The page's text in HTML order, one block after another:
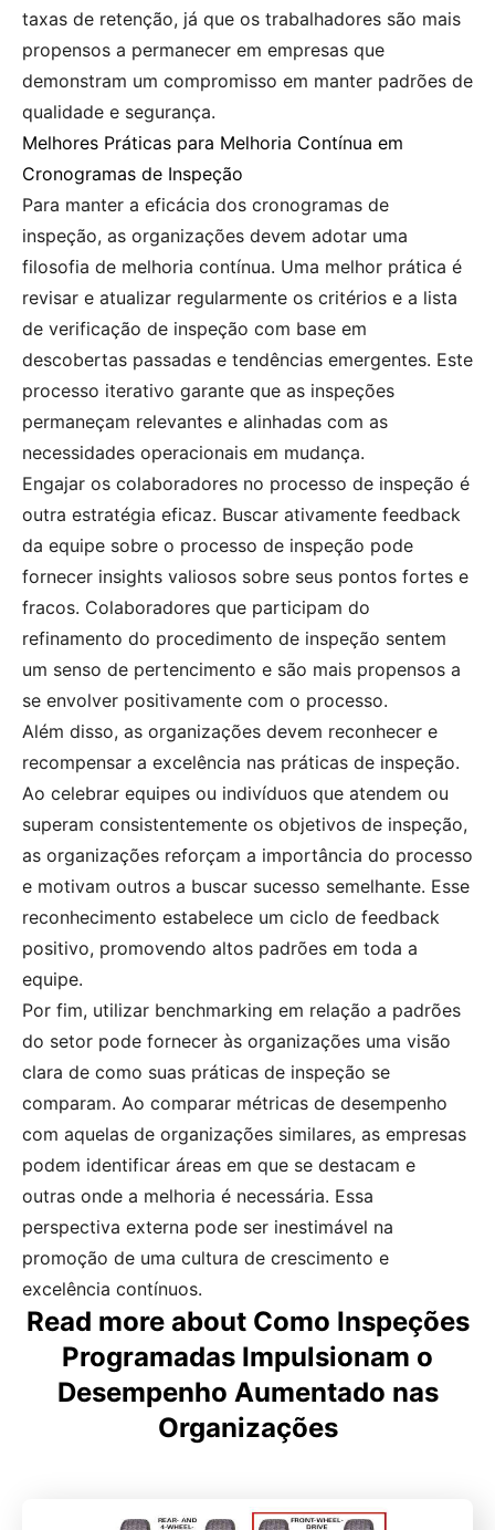
taxas de retenção, já que os trabalhadores são mais
propensos a permanecer em empresas que
demonstram um compromisso em manter padrões de
qualidade e segurança.
Melhores Práticas para Melhoria Contínua em
Cronogramas de Inspeção
Para manter a eficácia dos cronogramas de
inspeção, as organizações devem adotar uma
filosofia de melhoria contínua. Uma melhor prática é
revisar e atualizar regularmente os critérios e a lista
de verificação de inspeção com base em
descobertas passadas e tendências emergentes. Este
processo iterativo garante que as inspeções
permaneçam relevantes e alinhadas com as
necessidades operacionais em mudança.
Engajar os colaboradores no processo de inspeção é
outra estratégia eficaz. Buscar ativamente feedback
da equipe sobre o processo de inspeção pode
fornecer insights valiosos sobre seus pontos fortes e
fracos. Colaboradores que participam do
refinamento do procedimento de inspeção sentem
um senso de pertencimento e são mais propensos a
se envolver positivamente com o processo.
Além disso, as organizações devem reconhecer e
recompensar a excelência nas práticas de inspeção.
Ao celebrar equipes ou indivíduos que atendem ou
superam consistentemente os objetivos de inspeção,
as organizações reforçam a importância do processo
e motivam outros a buscar sucesso semelhante. Esse
reconhecimento estabelece um ciclo de feedback
positivo, promovendo altos padrões em toda a
equipe.
Por fim, utilizar benchmarking em relação a padrões
do setor pode fornecer às organizações uma visão
clara de como suas práticas de inspeção se
comparam. Ao comparar métricas de desempenho
com aquelas de organizações similares, as empresas
podem identificar áreas em que se destacam e
outras onde a melhoria é necessária. Essa
perspectiva externa pode ser inestimável na
promoção de uma cultura de crescimento e
excelência contínuos.
Read more about Como Inspeções
Programadas Impulsionam o
Desempenho Aumentado nas
Organizações